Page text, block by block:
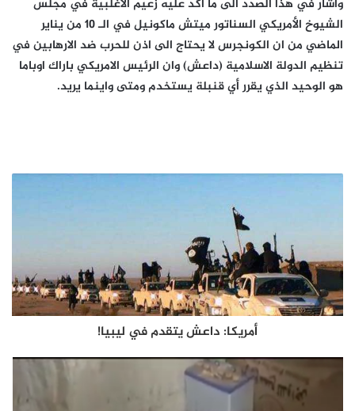
وأشار في هذا الصدد الى ما اكد عليه زعيم الاغلبية في مجلس
الشيوخ الأمريكي السناتور ميتش ماكونيل في الـ 10 من يناير
الماضي من ان الكونجرس لا يحتاج الى اذن للحرب ضد الارهابين في
تنظيم الدولة الاسلامية (داعش) وان الرئيس الامريكي باراك اوباما
هو الوحيد الذي يقرر أي قنبلة يستخدم ومتى واينما يريد.
أمريكا: داعش يتقدم في ليبيا!